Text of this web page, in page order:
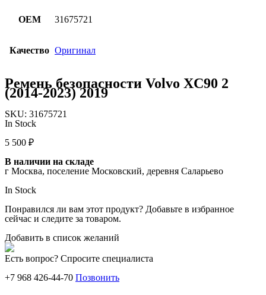
OEM 31675721
Качество Оригинал
Ремень безопасности Volvo XC90 2
(2014-2023) 2019
SKU: 31675721
In Stock
5 500 ₽
В наличии на складе
г Москва, поселение Московский, деревня Саларьево
In Stock
Понравился ли вам этот продукт? Добавьте в избранное
сейчас и следите за товаром.
Добавить в список желаний
Есть вопрос? Спросите специалиста
+7 968 426-44-70 Позвонить